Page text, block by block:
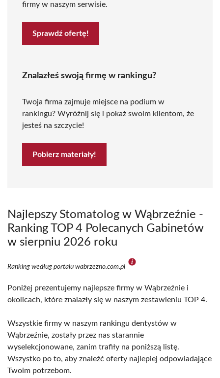
firmy w naszym serwisie.
Sprawdź ofertę!
Znalazłeś swoją firmę w rankingu?
Twoja firma zajmuje miejsce na podium w
rankingu? Wyróżnij się i pokaż swoim klientom, że
jesteś na szczycie!
Pobierz materiały!
Najlepszy Stomatolog w Wąbrzeźnie -
Ranking TOP 4 Polecanych Gabinetów
w sierpniu 2026 roku
Ranking według portalu wabrzezno.com.pl
Poniżej prezentujemy najlepsze firmy w Wąbrzeźnie i
okolicach, które znalazły się w naszym zestawieniu TOP 4.
Wszystkie firmy w naszym rankingu dentystów w
Wąbrzeźnie, zostały przez nas starannie
wyselekcjonowane, zanim trafiły na poniższą listę.
Wszystko po to, aby znaleźć oferty najlepiej odpowiadające
Twoim potrzebom.